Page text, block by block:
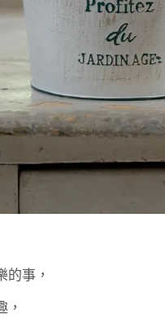
的事，
，